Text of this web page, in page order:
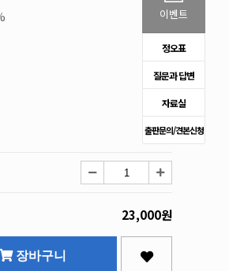
이벤트
정오표
질문과 답변
자료실
출판문의/견본신청
23,000원
장바구니